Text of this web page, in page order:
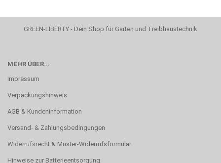
GREEN-LIBERTY - Dein Shop für Garten und Treibhaustechnik
MEHR ÜBER...
Impressum
Verpackungshinweis
AGB & Kundeninformation
Versand- & Zahlungsbedingungen
Widerrufsrecht & Muster-Widerrufsformular
Hinweise zur Batterieentsorgung